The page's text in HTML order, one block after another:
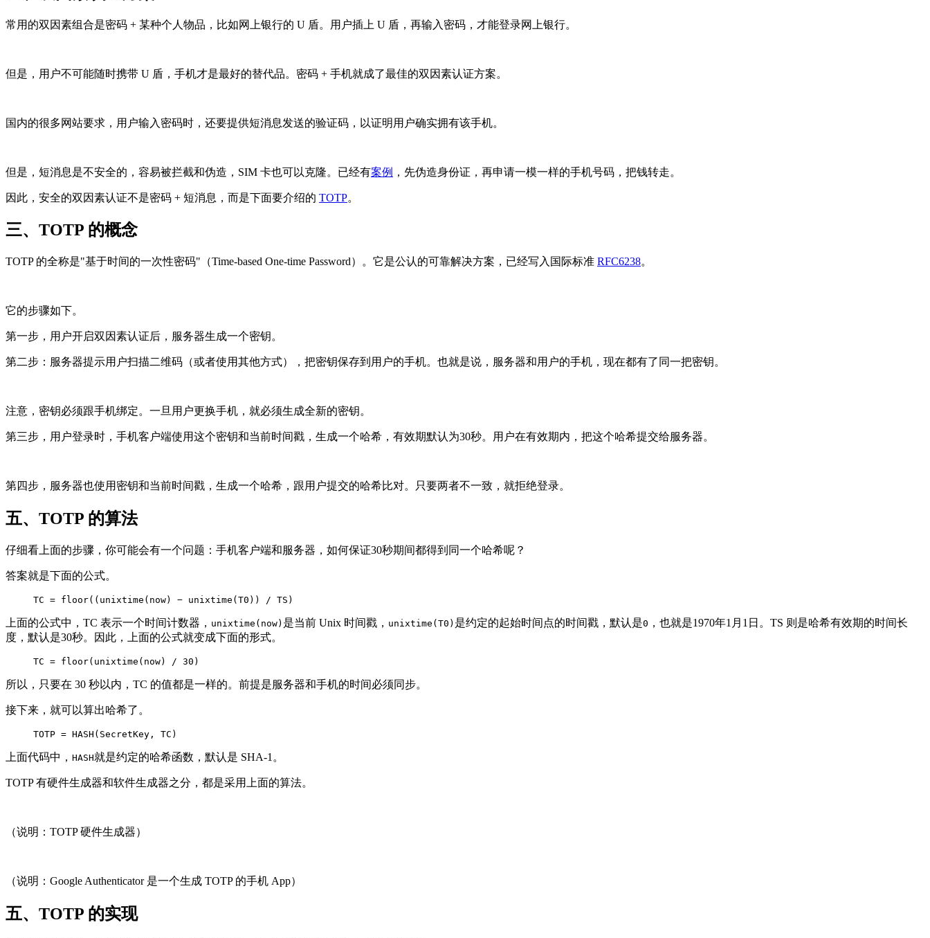
常用的双因素组合是密码 + 某种个人物品，比如网上银行的 U 盾。用户插上 U 盾，再输入密码，才能登录网上银行。
但是，用户不可能随时携带 U 盾，手机才是最好的替代品。密码 + 手机就成了最佳的双因素认证方案。
国内的很多网站要求，用户输入密码时，还要提供短消息发送的验证码，以证明用户确实拥有该手机。
但是，短消息是不安全的，容易被拦截和伪造，SIM 卡也可以克隆。已经有案例 ，先伪造身份证，再申请一模一样的手机号码，把钱转走。
因此，安全的双因素认证不是密码 + 短消息，而是下面要介绍的 TOTP。
三、TOTP 的概念
TOTP 的全称是"基于时间的一次性密码"（Time-based One-time Password）。它是公认的可靠解决方案，已经写入国际标准 RFC6238。
它的步骤如下。
第一步，用户开启双因素认证后，服务器生成一个密钥。
第二步：服务器提示用户扫描二维码（或者使用其他方式），把密钥保存到用户的手机。也就是说，服务器和用户的手机，现在都有了同一把密钥。
注意，密钥必须跟手机绑定。一旦用户更换手机，就必须生成全新的密钥。
第三步，用户登录时，手机客户端使用这个密钥和当前时间戳，生成一个哈希，有效期默认为30秒。用户在有效期内，把这个哈希提交给服务器。
第四步，服务器也使用密钥和当前时间戳，生成一个哈希，跟用户提交的哈希比对。只要两者不一致，就拒绝登录。
五、TOTP 的算法
仔细看上面的步骤，你可能会有一个问题：手机客户端和服务器，如何保证30秒期间都得到同一个哈希呢？
答案就是下面的公式。
TC = floor((unixtime(now) − unixtime(T0)) / TS)
上面的公式中，TC 表示一个时间计数器， unixtime(now) 是当前 Unix 时间戳， unixtime(T0) 是约定的起始时间点的时间戳，默认是0 ，也就是1970年1月1日。TS 则是哈希有效期的时间长
度，默认是30秒。因此，上面的公式就变成下面的形式。
TC = floor(unixtime(now) / 30)
所以，只要在 30 秒以内，TC 的值都是一样的。前提是服务器和手机的时间必须同步。
接下来，就可以算出哈希了。
TOTP = HASH(SecretKey, TC)
上面代码中， HASH就是约定的哈希函数，默认是 SHA-1。
TOTP 有硬件生成器和软件生成器之分，都是采用上面的算法。
（说明：TOTP 硬件生成器）
（说明：Google Authenticator 是一个生成 TOTP 的手机 App）
五、TOTP 的实现